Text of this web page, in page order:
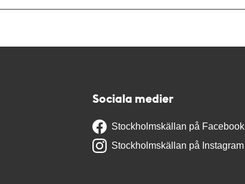
Sociala medier
Stockholmskällan på Facebook
Stockholmskällan på Instagram